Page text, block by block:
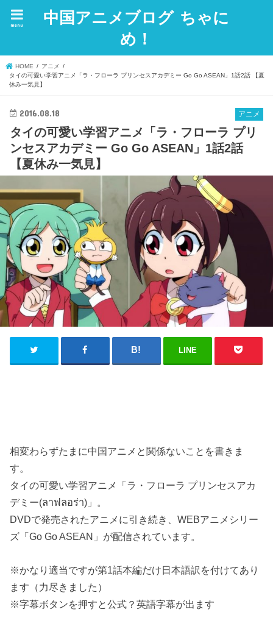
中国アニメブログ ちゃに
め！
menu
HOME
アニメ
タイの可愛い学習アニメ「ラ・フローラ プリンセスアカデミー Go Go ASEAN」1話2話 【夏
休み一気見】
アニメ
2016.08.18
タイの可愛い学習アニメ「ラ・フローラ プリ
ンセスアカデミー Go Go ASEAN」1話2話
【夏休み一気見】
LINE
相変わらずたまに中国アニメと関係ないことを書きま
す。
タイの可愛い学習アニメ「ラ・フローラ プリンセスアカ
デミー(ลาฟลอร่า)」。
DVDで発売されたアニメに引き続き、WEBアニメシリー
ズ「Go Go ASEAN」が配信されています。
※かなり適当ですが第1話本編だけ日本語訳を付けてあり
ます（力尽きました）
※字幕ボタンを押すと公式？英語字幕が出ます